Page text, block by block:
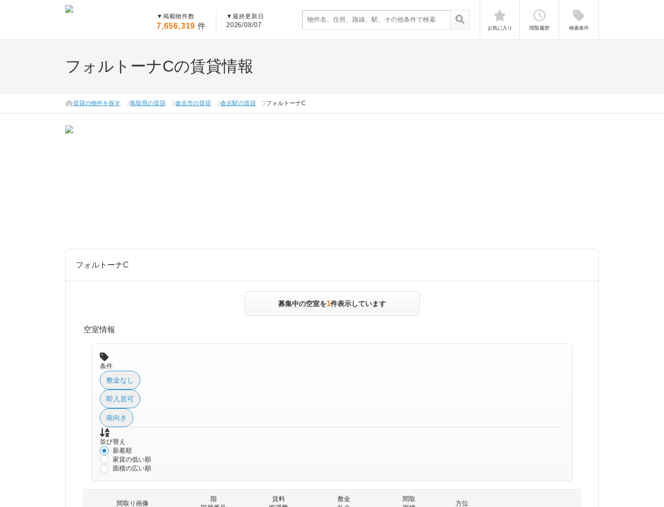
▼ 掲載物件数
7,656,319 件
▼ 最終更新日
2026/08/07 お気に入り 閲覧履歴 検索条件
フォルトーナCの賃貸情報
賃貸の物件を探す 鳥取県の賃貸 倉吉市の賃貸 倉吉駅の賃貸 フォルトーナC
フォルトーナC
募集中の空室を1件表示しています
空室情報
条件
敷金なし
即入居可
南向き
並び替え
新着順
家賃の低い順
面積の広い順
間取り画像
階
賃料
敷金
間取
方位